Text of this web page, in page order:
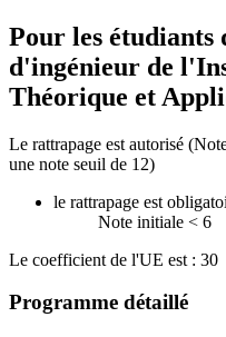
Pour les étudiants
d'ingénieur de
Théorique et
Le rattrapage est autorisé
une note seuil de 12)
le rattrapage est
Note initiale < 6
Le coefficient de l'UE est : 30
Programme détaillé